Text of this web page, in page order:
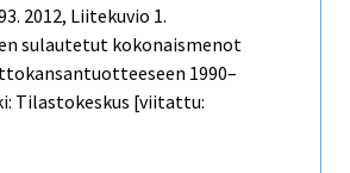
2012, Liitekuvio 1.
sulautetut kokonaismenot
1990–
Tilastokeskus [viitattu: